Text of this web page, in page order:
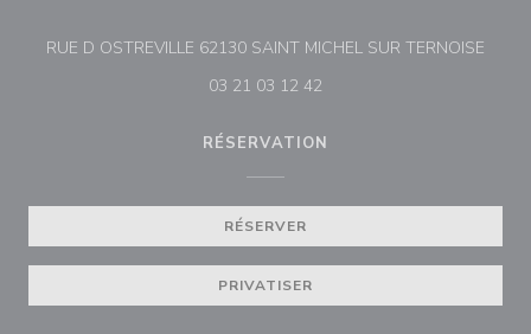
RUE D OSTREVILLE 62130 SAINT MICHEL SUR TERNOISE
03 21 03 12 42
RÉSERVATION
RÉSERVER
PRIVATISER